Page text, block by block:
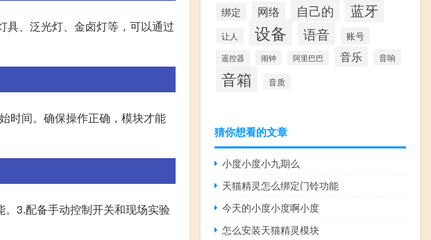
具、泛光灯、金卤灯等，可以通过
时间。确保操作正确，模块才能
3.配备手动控制开关和现场实验
绑定 网络 自己的 蓝牙
让人 设备 语音 账号
遥控器 闹钟 阿里巴巴 音乐 音响
音箱 音质
猜你想看的文章
小度小度小九期么
天猫精灵怎么绑定门铃功能
今天的小度小度啊小度
怎么安装天猫精灵模块